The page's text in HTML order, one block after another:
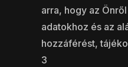
arra, hogy az
adatokhoz és az
hozzáférést,
3